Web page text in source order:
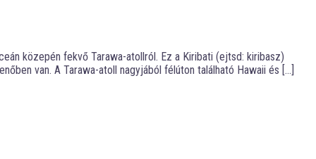
közepén fekvő Tarawa-atollról. Ez a Kiribati (ejtsd: kiribasz)
van. A Tarawa-atoll nagyjából félúton található Hawaii és […]